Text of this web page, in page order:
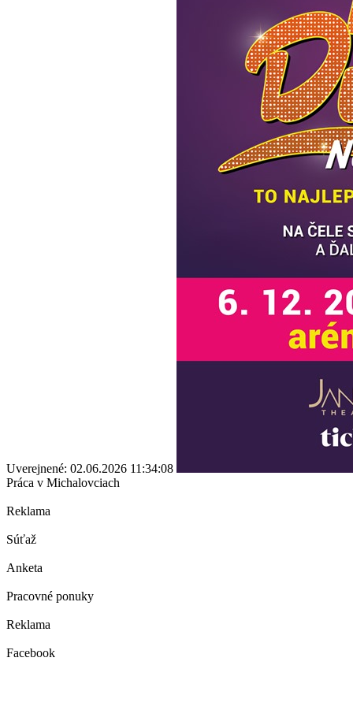
Uverejnené: 02.06.2026 11:34:08
Práca v Michalovciach
Reklama
Súťaž
Anketa
Pracovné ponuky
Reklama
Facebook